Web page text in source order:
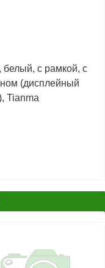
с рамкой, с
(дисплейный
Tianma